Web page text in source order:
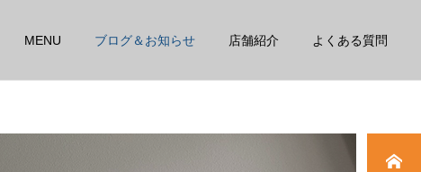
MENU ブログ＆お知らせ 店舗紹介 よくある質問
詳細を見る